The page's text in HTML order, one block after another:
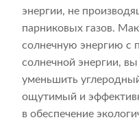
энергии, не
парниковых газов.
солнечную энергию с
солнечной энергии,
уменьшить
ощутимый и
в обеспечение